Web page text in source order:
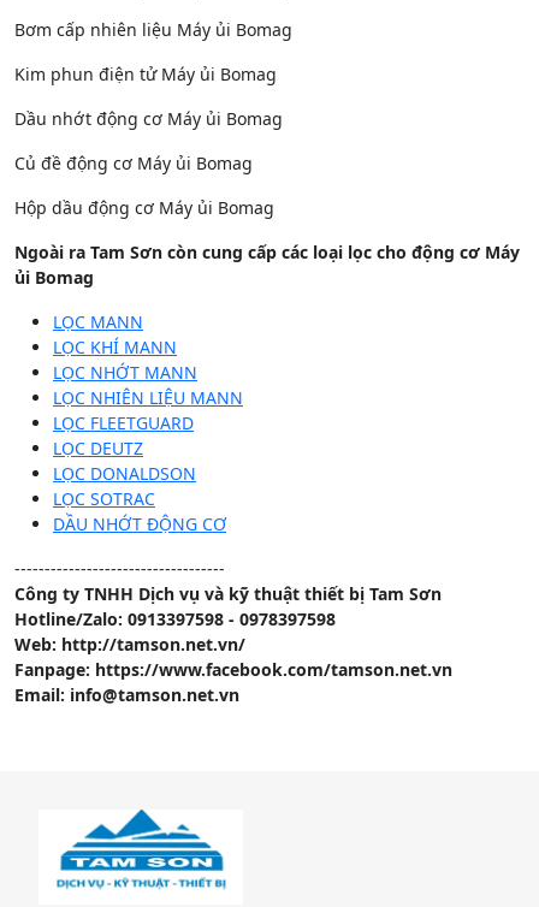
Bơm cấp nhiên liệu Máy ủi Bomag
Kim phun điện tử Máy ủi Bomag
Dầu nhớt động cơ Máy ủi Bomag
Củ đề động cơ Máy ủi Bomag
Hộp dầu động cơ Máy ủi Bomag
Ngoài ra Tam Sơn còn cung cấp các loại lọc cho động cơ Máy
ủi Bomag
LỌC MANN
LỌC KHÍ MANN
LỌC NHỚT MANN
LỌC NHIÊN LIỆU MANN
LỌC FLEETGUARD
LỌC DEUTZ
LỌC DONALDSON
LỌC SOTRAC
DẦU NHỚT ĐỘNG CƠ
-----------------------------------
Công ty TNHH Dịch vụ và kỹ thuật thiết bị Tam Sơn
Hotline/Zalo: 0913397598 - 0978397598
Web: http://tamson.net.vn/
Fanpage: https://www.facebook.com/tamson.net.vn
Email: info@tamson.net.vn